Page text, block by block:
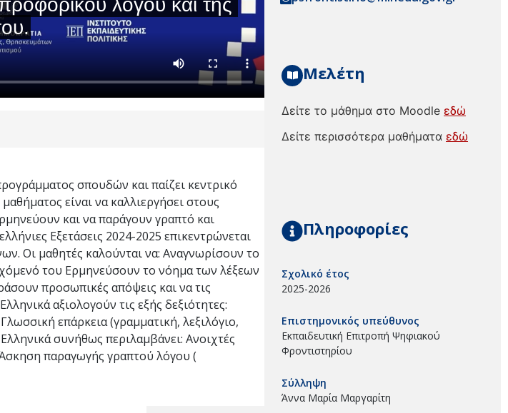
σπουδών και παίζει κεντρικό
είναι να καλλιεργήσει στους
και να παράγουν γραπτό και
Εξετάσεις 2024-2025 επικεντρώνεται
Οι μαθητές καλούνται να: Αναγνωρίσουν το
του Ερμηνεύσουν το νόημα των λέξεων
προσωπικές απόψεις και να τις
αξιολογούν τις εξής δεξιότητες:
επάρκεια (γραμματική, λεξιλόγιο,
συνήθως περιλαμβάνει: Ανοιχτές
παραγωγής γραπτού λόγου (
Μελέτη
Δείτε το μάθημα στο Moodle εδώ
Δείτε περισσότερα μαθήματα εδώ
Πληροφορίες
Σχολικό έτος
2025-2026
Επιστημονικός υπεύθυνος
Εκπαιδευτική Επιτροπή Ψηφιακού
Φροντιστηρίου
Σύλληψη
Άννα Μαρία Μαργαρίτη